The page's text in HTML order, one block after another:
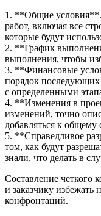
1. **Общие условия**.
работ, включая все
которые будут
2. **График
выполнения, чтобы
3. **Финансовые
порядок последующих
с определенными
4. **Изменения в
изменений, точно
добавляться к общему
5. **Справедливое
том, как будут
знали, что делать в
Составление четкого
и заказчику
конфронтаций.